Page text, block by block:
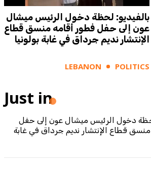
بالفيديو: لحظة دخول الرئيس ميشال
عون إلى حفل فطور أقامه منسق قطاع
الإنتشار نديم جرداق في غابة بولونيا
LEBANON POLITICS
Just in
دخول الرئيس ميشال عون إلى حفل
قطاع الإنتشار نديم جرداق في غابة